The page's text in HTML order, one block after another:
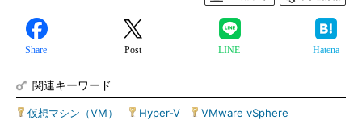
Share Post LINE Hatena
関連キーワード
仮想マシン（VM） Hyper-V VMware vSphere